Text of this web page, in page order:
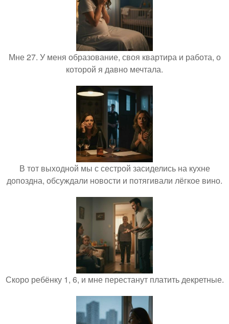
Мне 27. У меня образование, своя квартира и работа, о
которой я давно мечтала.
В тот выходной мы с сестрой засиделись на кухне
допоздна, обсуждали новости и потягивали лёгкое вино.
Скоро ребёнку 1, 6, и мне перестанут платить декретные.